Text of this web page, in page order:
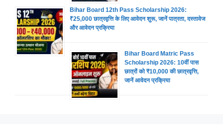
Bihar Board 12th Pass Scholarship 2026:
₹25,000 छात्रवृत्ति के लिए आवेदन शुरू, जानें पात्रता, दस्तावेज
और आवेदन प्रक्रिया
Bihar Board Matric Pass
Scholarship 2026: 10वीं पास
छात्रों को ₹10,000 की छात्रवृत्ति,
जानें आवेदन प्रक्रिया